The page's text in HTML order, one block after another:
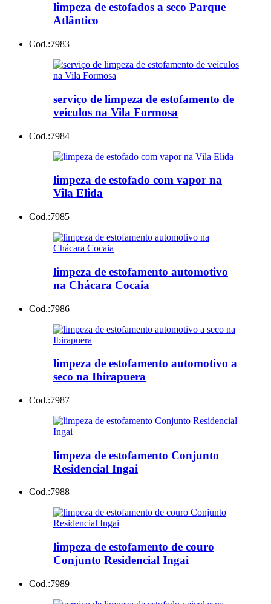
limpeza de estofados a seco Parque
Atlântico
Cod.:7983
serviço de limpeza de estofamento de
veículos na Vila Formosa
Cod.:7984
limpeza de estofado com vapor na
Vila Elida
Cod.:7985
limpeza de estofamento automotivo
na Chácara Cocaia
Cod.:7986
limpeza de estofamento automotivo a
seco na Ibirapuera
Cod.:7987
limpeza de estofamento Conjunto
Residencial Ingai
Cod.:7988
limpeza de estofamento de couro
Conjunto Residencial Ingai
Cod.:7989